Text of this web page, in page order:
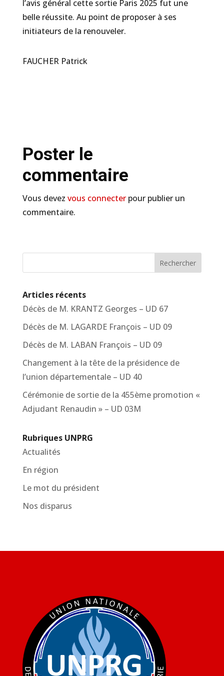
l’avis général cette sortie Paris 2025 fut une
belle réussite. Au point de proposer à ses
initiateurs de la renouveler.
FAUCHER Patrick
Poster le
commentaire
Vous devez vous connecterpour publier un
commentaire.
Rechercher
Articles récents
Décès de M. KRANTZ Georges – UD 67
Décès de M. LAGARDE François – UD 09
Décès de M. LABAN François – UD 09
Changement à la tête de la présidence de
l’union départementale – UD 40
Cérémonie de sortie de la 455ème promotion «
Adjudant Renaudin » – UD 03M
Rubriques UNPRG
Actualités
En région
Le mot du président
Nos disparus